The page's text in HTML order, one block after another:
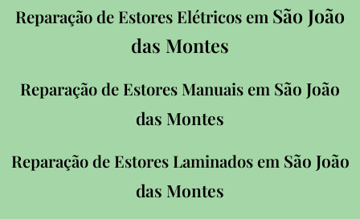
Reparação de Estores Elétricos em São João
das Montes
Reparação de Estores Manuais em São João
das Montes
Reparação de Estores Laminados em São João
das Montes